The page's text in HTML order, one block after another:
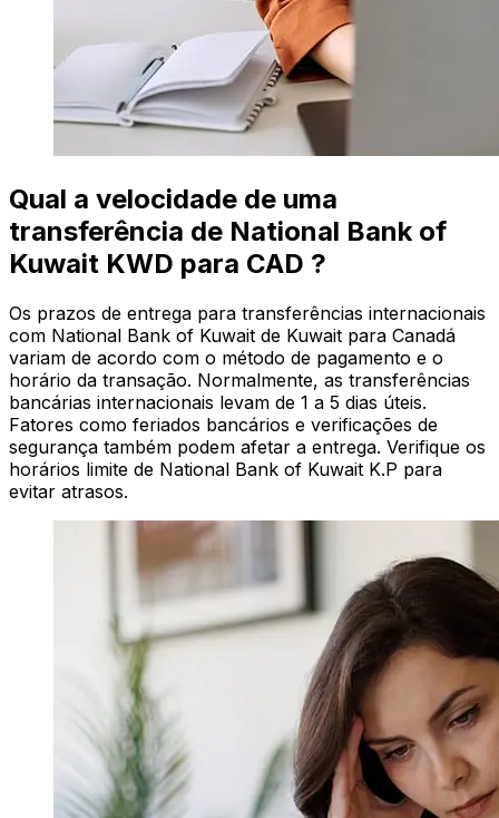
Qual a velocidade de uma
transferência de National Bank of
Kuwait KWD para CAD ?
Os prazos de entrega para transferências internacionais
com National Bank of Kuwait de Kuwait para Canadá
variam de acordo com o método de pagamento e o
horário da transação. Normalmente, as transferências
bancárias internacionais levam de 1 a 5 dias úteis.
Fatores como feriados bancários e verificações de
segurança também podem afetar a entrega. Verifique os
horários limite de National Bank of Kuwait K.P para
evitar atrasos.